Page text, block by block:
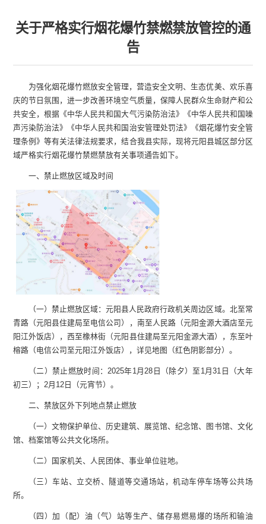
关于严格实行烟花爆竹禁燃禁放管控的通
告
为强化烟花爆竹燃放安全管理，营造安全文明、生态优美、欢乐喜
庆的节日氛围，进一步改善环境空气质量，保障人民群众生命财产和公
共安全，根据《中华人民共和国大气污染防治法》《中华人民共和国噪
声污染防治法》《中华人民共和国治安管理处罚法》《烟花爆竹安全管
理条例》等有关法律法规要求，结合我县实际，现将元阳县城区部分区
域严格实行烟花爆竹禁燃禁放有关事项通告如下。
一、禁止燃放区域及时间
（一）禁止燃放区域：元阳县人民政府行政机关周边区域。北至常
青路（元阳县住建局至电信公司），南至人民路（元阳金源大酒店至元
阳江外饭店），西至橡林街（元阳县住建局至元阳金源大酒），东至叶
榕路（电信公司至元阳江外饭店），详见地图（红色阴影部分）。
（二）禁止燃放时间：2025年1月28日（除夕）至1月31日（大年
初三）；2月12日（元宵节）。
二、禁放区外下列地点禁止燃放
（一）文物保护单位、历史建筑、展览馆、纪念馆、图书馆、文化
馆、档案馆等公共文化场所。
（二）国家机关、人民团体、事业单位驻地。
（三）车站、立交桥、隧道等交通场站，机动车停车场等公共场
所。
（四）加（配）油（气）站等生产、储存易燃易爆的场所和输油